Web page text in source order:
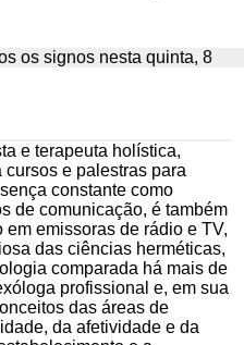
e terapeuta holística,
e palestras para
constante como
de comunicação, é também
emissoras de rádio e TV,
das ciências herméticas,
comparada há mais de
profissional e, em sua
das áreas de
da afetividade e da